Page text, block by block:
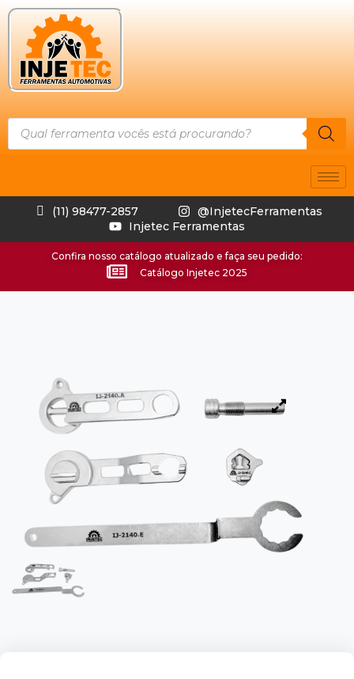
(11) 98477-2857
@InjetecFerramentas
Injetec Ferramentas
Confira nosso catálogo atualizado e faça seu pedido:
Catálogo Injetec 2025